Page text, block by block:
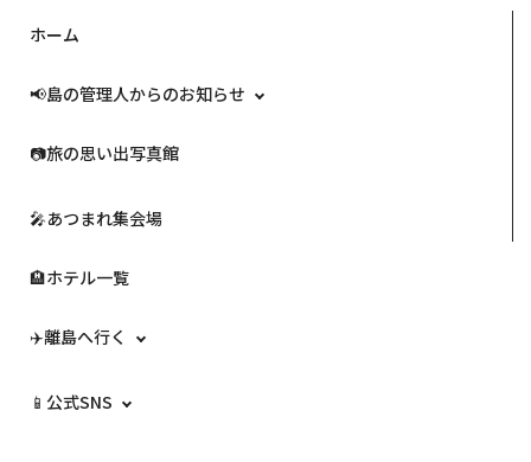
ホーム
📢島の管理人からのお知らせ
📷️旅の思い出写真館
🎤あつまれ集会場
🏨ホテル一覧
✈️離島へ行く
📱公式SNS